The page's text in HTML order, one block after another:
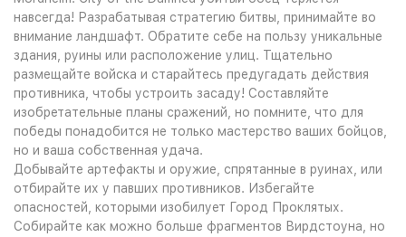
навсегда! Разрабатывая стратегию битвы, принимайте во
внимание ландшафт. Обратите себе на пользу уникальные
здания, руины или расположение улиц. Тщательно
размещайте войска и старайтесь предугадать действия
противника, чтобы устроить засаду! Составляйте
изобретательные планы сражений, но помните, что для
победы понадобится не только мастерство ваших бойцов,
но и ваша собственная удача.
Добывайте артефакты и оружие, спрятанные в руинах, или
отбирайте их у павших противников. Избегайте
опасностей, которыми изобилует Город Проклятых.
Собирайте как можно больше фрагментов Вирдстоуна, но